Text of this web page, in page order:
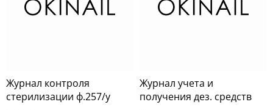
Журнал контроля
стерилизации ф.257/у
Журнал учета и
получения дез. средств